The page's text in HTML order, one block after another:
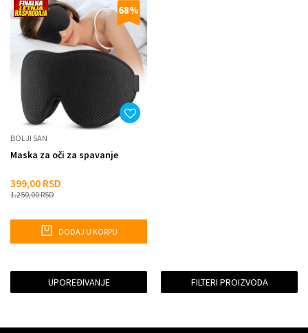
68%
BOLJI SAN
Maska za oči za spavanje
399,00 RSD
1.250,00RSD
DODAJ U KORPU
UPOREĐIVANJE FILTERI PROIZVODA